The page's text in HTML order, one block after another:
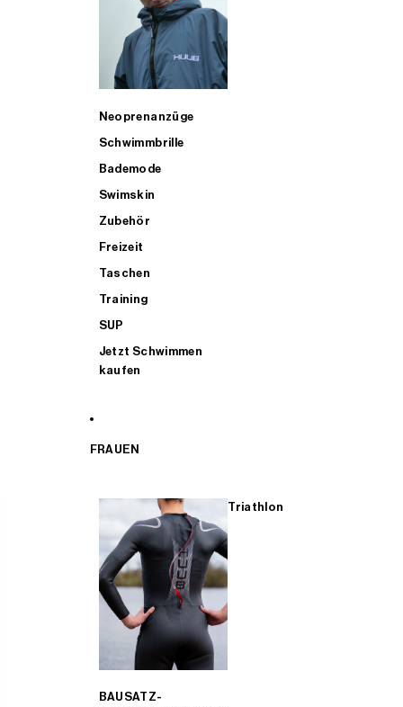
Neoprenanzüge
Schwimmbrille
Bademode
Swimskin
Zubehör
Freizeit
Taschen
Training
SUP
Jetzt Schwimmen
kaufen
FRAUEN
Triathlon
BAUSATZ-